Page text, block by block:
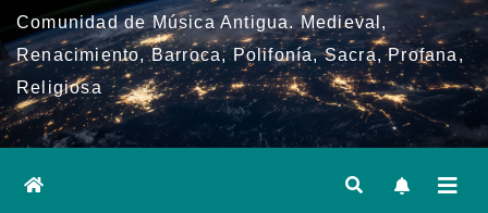
Comunidad de Música Antigua. Medieval,
Renacimiento, Barroca, Polifonía, Sacra, Profana,
Religiosa